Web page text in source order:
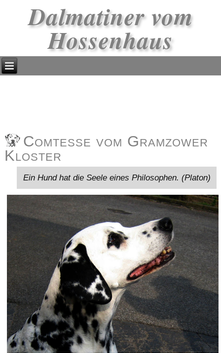
Dalmatiner vom
Hossenhaus
Comtesse vom Gramzower
Kloster
Ein Hund hat die Seele eines Philosophen. (Platon)